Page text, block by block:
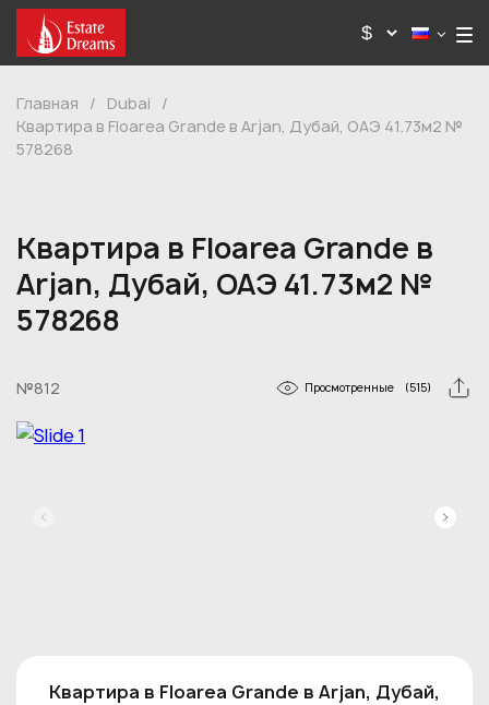
Главная / Dubai
/
Квартира в Floarea Grande в Arjan, Дубай, ОАЭ 41.73м2 №
578268
Квартира в Floarea Grande в
Arjan, Дубай, ОАЭ 41.73м2 №
578268
№812 Просмотренные (515)
Квартира в Floarea Grande в Arjan, Дубай,